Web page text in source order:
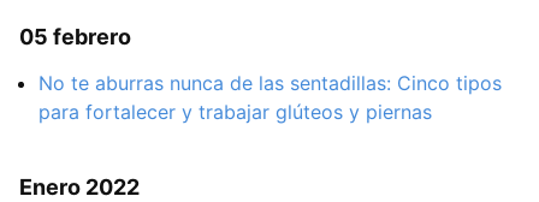
05 febrero
No te aburras nunca de las sentadillas: Cinco tipos
para fortalecer y trabajar glúteos y piernas
Enero 2022